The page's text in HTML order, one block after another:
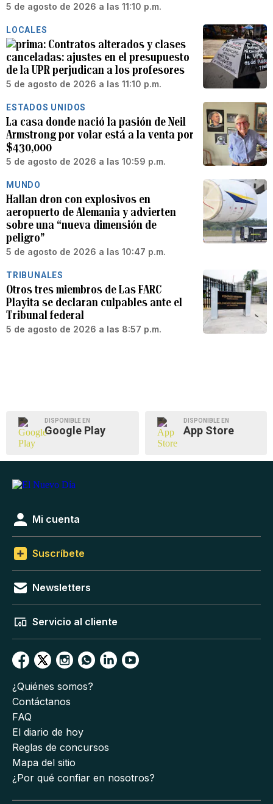
5 de agosto de 2026 a las 11:10 p.m.
LOCALES
Contratos alterados y clases
canceladas: ajustes en el presupuesto
de la UPR perjudican a los profesores
5 de agosto de 2026 a las 11:10 p.m.
ESTADOS UNIDOS
La casa donde nació la pasión de Neil
Armstrong por volar está a la venta por
$430,000
5 de agosto de 2026 a las 10:59 p.m.
MUNDO
Hallan dron con explosivos en
aeropuerto de Alemania y advierten
sobre una “nueva dimensión de
peligro”
5 de agosto de 2026 a las 10:47 p.m.
TRIBUNALES
Otros tres miembros de Las FARC
Playita se declaran culpables ante el
Tribunal federal
5 de agosto de 2026 a las 8:57 p.m.
DISPONIBLE EN
Google Play
DISPONIBLE EN
App Store
Mi cuenta
Suscríbete
Newsletters
Servicio al cliente
¿Quiénes somos?
Contáctanos
FAQ
El diario de hoy
Reglas de concursos
Mapa del sitio
¿Por qué confiar en nosotros?